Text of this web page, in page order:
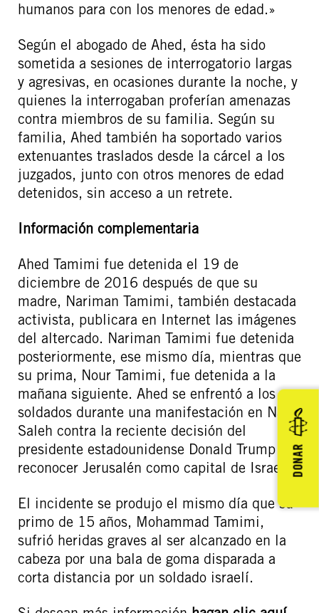
humanos para con los menores de edad.»
Según el abogado de Ahed, ésta ha sido
sometida a sesiones de interrogatorio largas
y agresivas, en ocasiones durante la noche, y
quienes la interrogaban proferían amenazas
contra miembros de su familia. Según su
familia, Ahed también ha soportado varios
extenuantes traslados desde la cárcel a los
juzgados, junto con otros menores de edad
detenidos, sin acceso a un retrete.
Información complementaria
Ahed Tamimi fue detenida el 19 de
diciembre de 2016 después de que su
madre, Nariman Tamimi, también destacada
activista, publicara en Internet las imágenes
del altercado. Nariman Tamimi fue detenida
posteriormente, ese mismo día, mientras que
su prima, Nour Tamimi, fue detenida a la
mañana siguiente. Ahed se enfrentó a los
soldados durante una manifestación en Nabi
Saleh contra la reciente decisión del
presidente estadounidense Donald Trump de
reconocer Jerusalén como capital de Israel.
El incidente se produjo el mismo día que su
primo de 15 años, Mohammad Tamimi,
sufrió heridas graves al ser alcanzado en la
cabeza por una bala de goma disparada a
corta distancia por un soldado israelí.
DONAR